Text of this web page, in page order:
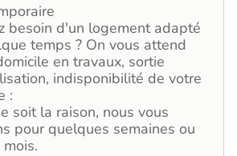
besoin d'un logement adapté
temps ? On vous attend
en travaux, sortie
indisponibilité de votre
:
soit la raison, nous vous
pour quelques semaines ou